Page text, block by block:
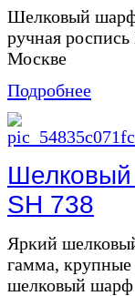
Шелковый шарф
ручная
Москве
Подробнее
SH 738
Яркий
гамма,
шелковый шарф